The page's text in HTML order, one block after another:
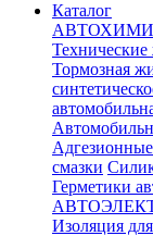
Каталог
Технические
Тормозная
смазки
Герметики
Изоляция